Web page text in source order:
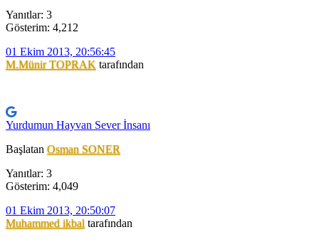
Yanıtlar: 3
Gösterim: 4,212
01 Ekim 2013, 20:56:45
M.Münir TOPRAK tarafından
Yurdumun Hayvan Sever İnsanı
BaşlatanOsman SONER
Yanıtlar: 3
Gösterim: 4,049
01 Ekim 2013, 20:50:07
Muhammed ikbal tarafından